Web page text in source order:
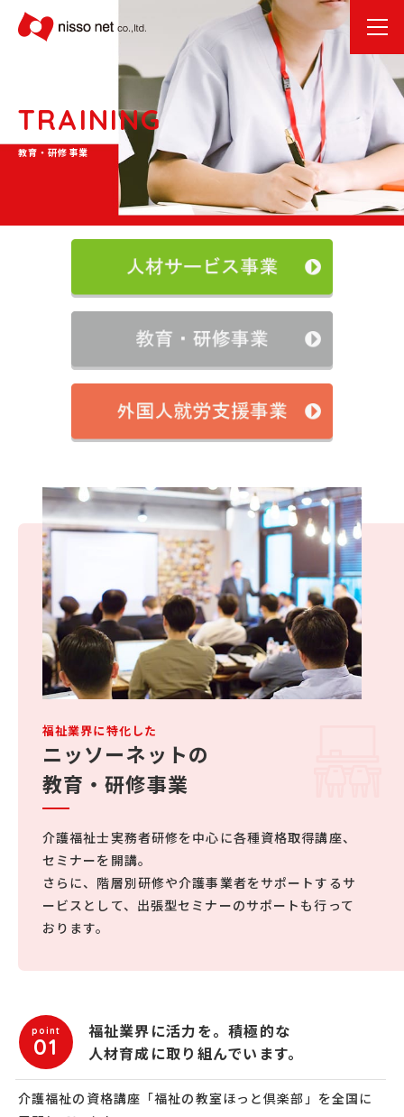
TRAINING
教育・研修事業
福祉業界に特化した
ニッソーネットの
教育・研修事業
介護福祉士実務者研修を中心に各種資格取得講座、
セミナーを開講。
さらに、階層別研修や介護事業者をサポートするサ
ービスとして、出張型セミナーのサポートも行って
おります。
point
01
福祉業界に活力を。積極的な
人材育成に取り組んでいます。
介護福祉の資格講座「福祉の教室ほっと倶楽部」を全国に